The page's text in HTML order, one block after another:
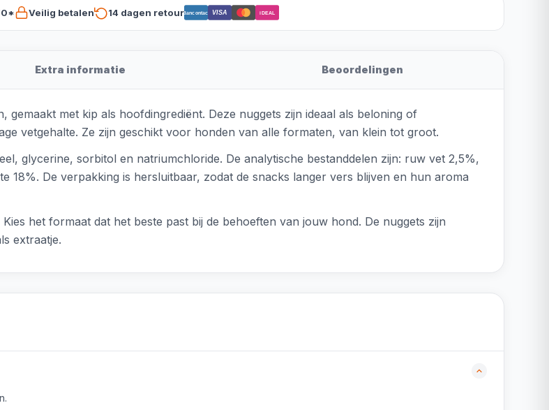
Veilig betalen 14 dagen retourBancontact VISA iDEAL
Extra informatie Beoordelingen
gemaakt met kip als hoofdingrediënt. Deze nuggets zijn ideaal als beloning of
vetgehalte. Ze zijn geschikt voor honden van alle formaten, van klein tot groot.
glycerine, sorbitol en natriumchloride. De analytische bestanddelen zijn: ruw vet 2,5%,
18%. De verpakking is hersluitbaar, zodat de snacks langer vers blijven en hun aroma
het formaat dat het beste past bij de behoeften van jouw hond. De nuggets zijn
extraatje.